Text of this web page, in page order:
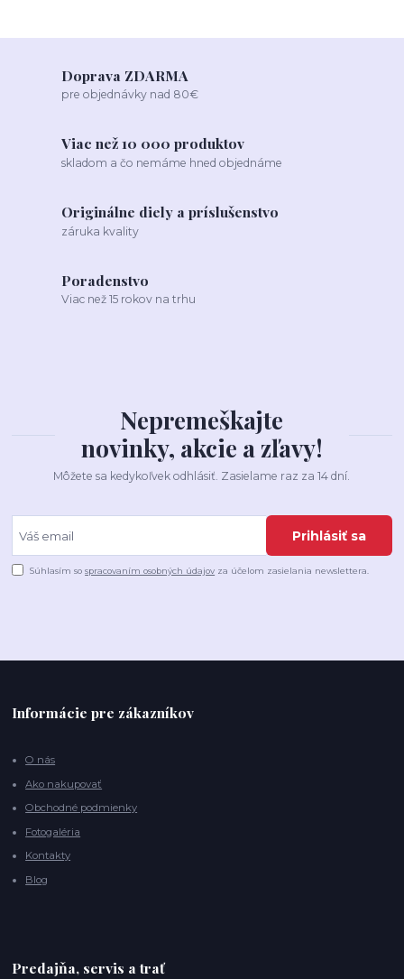
Doprava ZDARMA
pre objednávky nad 80€
Viac než 10 000 produktov
skladom a čo nemáme hned objednáme
Originálne diely a príslušenstvo
záruka kvality
Poradenstvo
Viac než 15 rokov na trhu
Nepremeškajte
novinky, akcie a zľavy!
Môžete sa kedykoľvek odhlásiť. Zasielame raz za 14 dní.
Prihlásiť sa
Súhlasím sospracovaním osobných údajov za účelom zasielania newslettera.
Informácie pre zákazníkov
O nás
Ako nakupovať
Obchodné podmienky
Fotogaléria
Kontakty
Blog
Predajňa, servis a trať